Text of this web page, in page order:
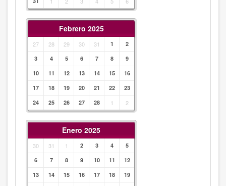
Febrero 2025
27 28 29 30 31 1
2
3
4 5 6 7 8
9
10
11 12 13 14 15
16
17
18 19 20 21 22
23
24
25 26 27 28 1 2
Enero 2025
30 31 1 2 3 4
5
6
7 8 9 10 11
12
13
14 15 16 17 18
19